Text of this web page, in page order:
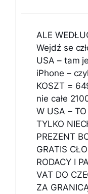
ALE
Wejdź se
USA – tam
iPhone –
KOSZT =
nie całe
W USA – TO
TYLKO
PREZENT
GRATIS
RODACY I
VAT DO
ZA